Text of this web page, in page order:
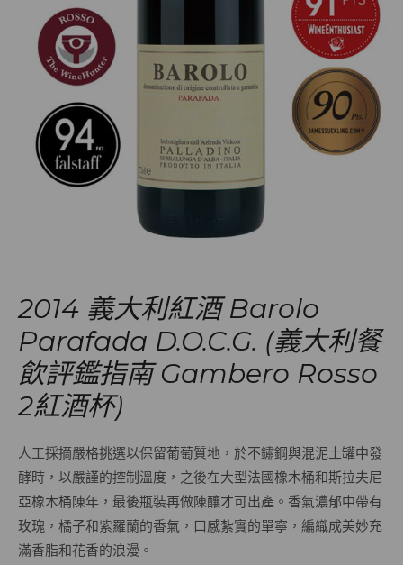
2014 義大利紅酒 Barolo
Parafada D.O.C.G. (義大利餐
飲評鑑指南 Gambero Rosso
2紅酒杯)
人工採摘嚴格挑選以保留葡萄質地，於不鏽鋼與混泥土罐中發
酵時，以嚴謹的控制溫度，之後在大型法國橡木桶和斯拉夫尼
亞橡木桶陳年，最後瓶裝再做陳釀才可出產。香氣濃郁中帶有
玫瑰，橘子和紫羅蘭的香氣，口感紮實的單寧，編織成美妙充
滿香脂和花香的浪漫。